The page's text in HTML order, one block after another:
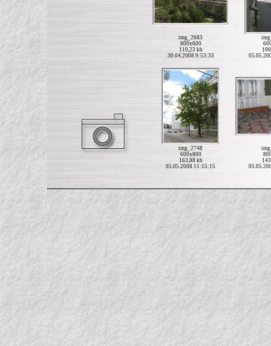
img_2683
800x600
119,23 kb
30.04.2008 9:53:33
img_2748
600x800
163,88 kb
05.05.2008 11:15:15